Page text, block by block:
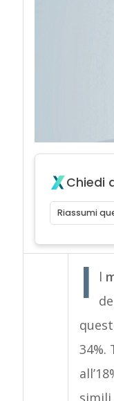
Chiedi
Riassumi
I l
34%.
simili